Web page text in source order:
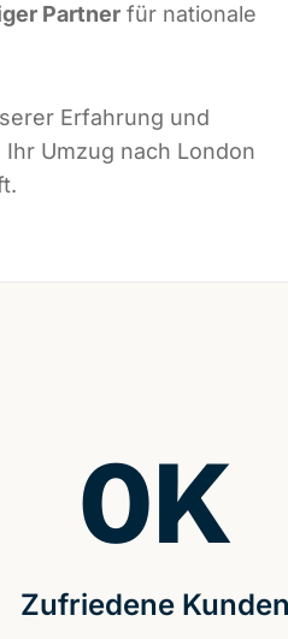
Partner für nationale
Erfahrung und
Umzug nach London
Zufriedene Kunden
0K